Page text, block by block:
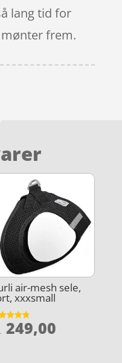
lang tid for
frem.
air-mesh sele,
xxxsmall
249,00